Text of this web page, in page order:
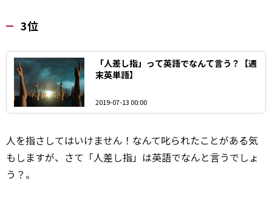
3位
「人差し指」って英語でなんて言う？【週
末英単語】
2019-07-13 00:00
人を指さしてはいけません！なんて叱られたことがある気
もしますが、さて「人差し指」は英語でなんと言うでしょ
う？。